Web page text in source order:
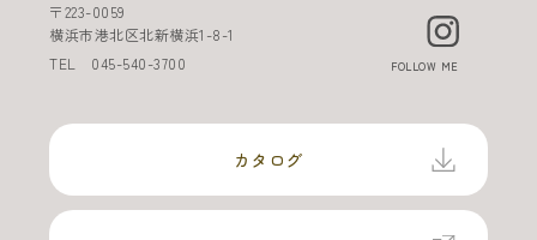
〒223-0059
横浜市港北区北新横浜1-8-1
TEL 045-540-3700 FOLLOW ME
カタログ